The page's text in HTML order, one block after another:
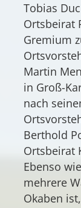
Tobias
Ortsbeirat
Gremium
Martin
in Groß-
nach
Berthold
Ortsbeirat
Ebenso
mehrere
Okaben